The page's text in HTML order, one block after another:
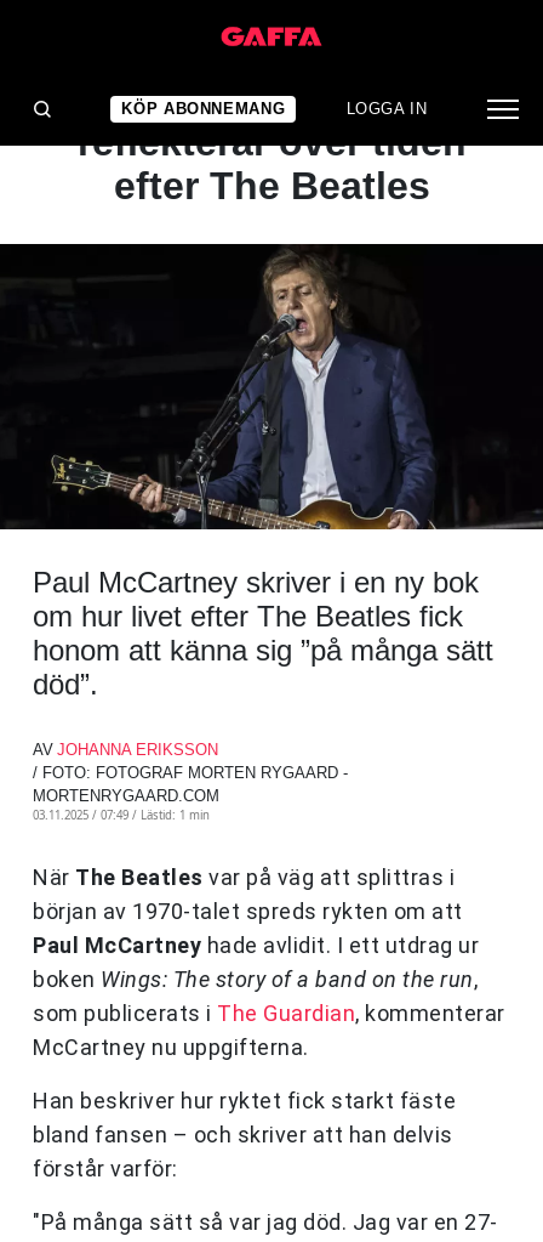
KÖP ABONNEMANG LOGGA IN
NYHET
Paul McCartney
reflekterar över tiden
efter The Beatles
Paul McCartney skriver i en ny bok
om hur livet efter The Beatles fick
honom att känna sig ”på många sätt
död”.
AV JOHANNA ERIKSSON
/ FOTO: FOTOGRAF MORTEN RYGAARD -
MORTENRYGAARD.COM
03.11.2025 / 07:49 / Lästid: 1 min
När The Beatles var på väg att splittras i
början av 1970-talet spreds rykten om att
Paul McCartney hade avlidit. I ett utdrag ur
boken Wings: The story of a band on the run,
som publicerats i The Guardian, kommenterar
McCartney nu uppgifterna.
Han beskriver hur ryktet fick starkt fäste
bland fansen – och skriver att han delvis
förstår varför:
"På många sätt så var jag död. Jag var en 27-